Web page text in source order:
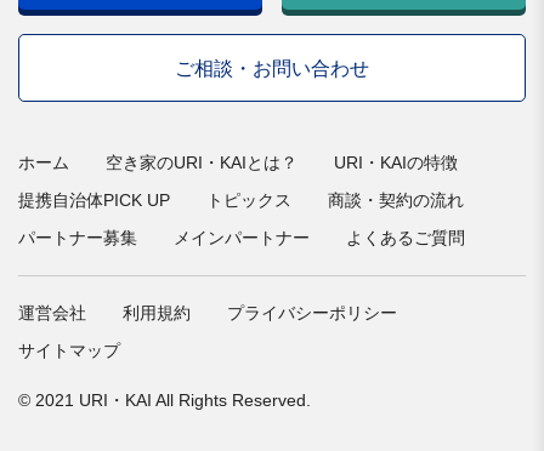
ご相談・お問い合わせ
ホーム 空き家のURI・KAIとは？
URI・KAIの特徴
提携自治体PICK UP
トピックス
商談・契約の流れ
パートナー募集
メインパートナー よくあるご質問
運営会社 利用規約
プライバシーポリシー
サイトマップ
© 2021 URI・KAI All Rights Reserved.